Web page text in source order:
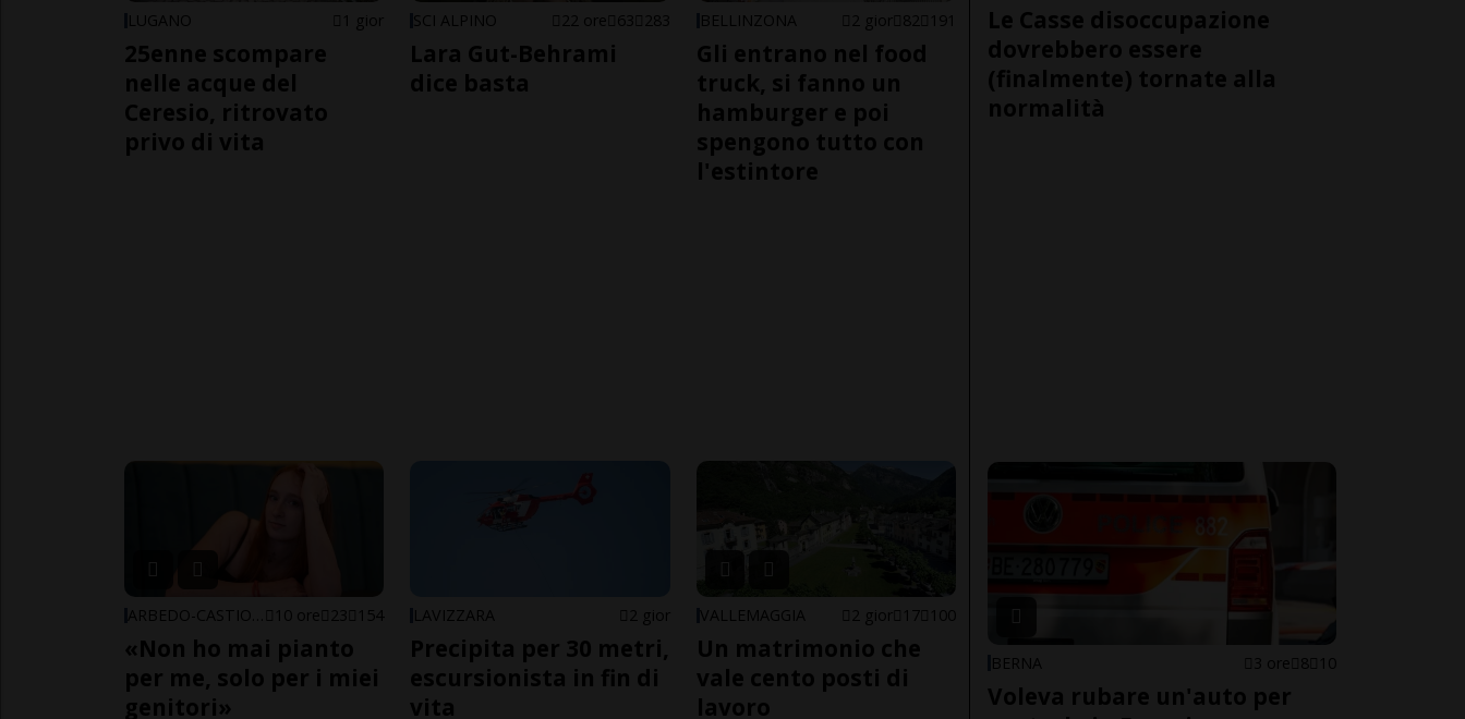
LUGANO 1 gior
25enne scompare
nelle acque del
Ceresio, ritrovato
privo di vita
SCI ALPINO 22 ore 63 283
Lara Gut-Behrami
dice basta
BELLINZONA 2 gior 82 191
Gli entrano nel food
truck, si fanno un
hamburger e poi
spengono tutto con
l'estintore
10 ore 23 154
«Non ho mai pianto
per me, solo per i miei
genitori»
LAVIZZARA 2 gior
Precipita per 30 metri,
escursionista in fin di
vita
VALLEMAGGIA 2 gior 17 100
Un matrimonio che
vale cento posti di
lavoro
Le Casse disoccupazione
dovrebbero essere
(finalmente) tornate alla
normalità
BERNA 3 ore 8 10
Voleva rubare un'auto per